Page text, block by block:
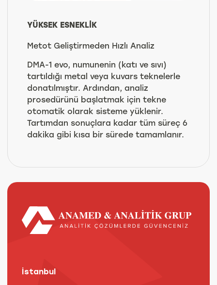
YÜKSEK ESNEKLİK
Metot Geliştirmeden Hızlı Analiz
DMA-1 evo, numunenin (katı ve sıvı)
tartıldığı metal veya kuvars teknelerle
donatılmıştır. Ardından, analiz
prosedürünü başlatmak için tekne
otomatik olarak sisteme yüklenir.
Tartımdan sonuçlara kadar tüm süreç 6
dakika gibi kısa bir sürede tamamlanır.
İstanbul